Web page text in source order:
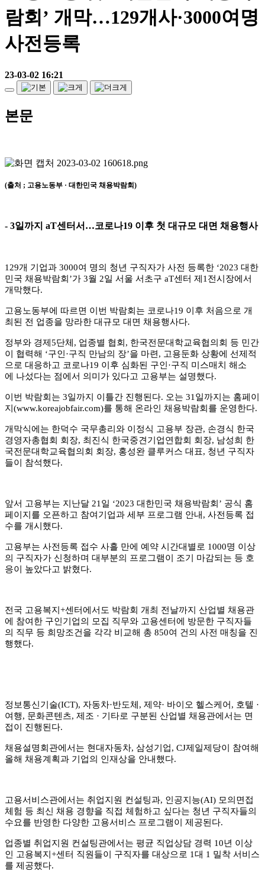
람회’ 개막…129개사·3000여명
사전등록
23-03-02 16:21
본문
(출처 ; 고용노동부 · 대한민국 채용박람회)
- 3일까지 aT센터서 …코로나19 이후 첫 대규모 대면 채용행사
129개 기업과 3000여 명의 청년 구직자가 사전 등록한 ‘2023 대한
민국 채용박람회’가 3월 2일 서울 서초구 aT센터 제1 전시장에서
개막했다.
고용노동부에 따르면 이번 박람회는 코로나19 이후 처음으로 개
최된 전 업종을 망라한 대규모 대면 채용행사다.
정부와 경제5단체, 업종별 협회, 한국전문대학교육협의회 등 민간
이 협력해 ‘구인·구직 만남의 장’을 마련, 고용둔화 상황에 선제적
으로 대응하고 코로나19 이후 심화된 구인·구직 미스매치 해소
에 나섰다는 점에서 의미가 있다고 고용부는 설명했다.
이번 박람회는 3일까지 이틀간 진행된다. 오는 31 일까지는 홈페이
지(www.koreajobfair.com)를 통해 온라인 채용박람회를 운영한다.
개막식에는 한덕수 국무총리와 이정식 고용부 장관, 손경식 한국
경영자총협회 회장, 최진식 한국중견기업연합회 회장, 남성희 한
국전문대학교육협의회 회장, 홍성완 클루커스 대표, 청년 구직자
들이 참석했다.
앞서 고용부는 지난달 21 일 ‘2023 대한민국 채용박람회’ 공식 홈
페이지를 오픈하고 참여기업과 세부 프로그램 안내, 사전등록 접
수를 개시했다.
고용부는 사전등록 접수 사흘 만에 예약 시간대별로 1000명 이상
의 구직자가 신청하며 대부분의 프로그램이 조기 마감되는 등 호
응이 높았다고 밝혔다.
전국 고용복지+센터에서도 박람회 개최 전날까지 산업별 채용관
에 참여한 구인기업의 모집 직무와 고용센터에 방문한 구직자들
의 직무 등 희망조건을 각각 비교해 총 850여 건의 사전 매칭을 진
행했다.
정보통신기술(ICT), 자동차·반도체, 제약· 바이오 헬스케어, 호텔 ·
여행, 문화콘텐츠, 제조 · 기타로 구분된 산업별 채용관에서는 면
접이 진행된다.
채용설명회관에서는 현대자동차, 삼성기업, CJ제일제당이 참여해
올해 채용계획과 기업의 인재상을 안내했다.
고용서비스관에서는 취업지원 컨설팅과, 인공지능(AI) 모의면접
체험 등 최신 채용 경향을 직접 체험하고 싶다는 청년 구직자들의
수요를 반영한 다양한 고용서비스 프로그램이 제공된다.
업종별 취업지원 컨설팅관에서는 평균 직업상담 경력 10년 이상
인 고용복지+센터 직원들이 구직자를 대상으로 1대 1 밀착 서비스
를 제공했다.